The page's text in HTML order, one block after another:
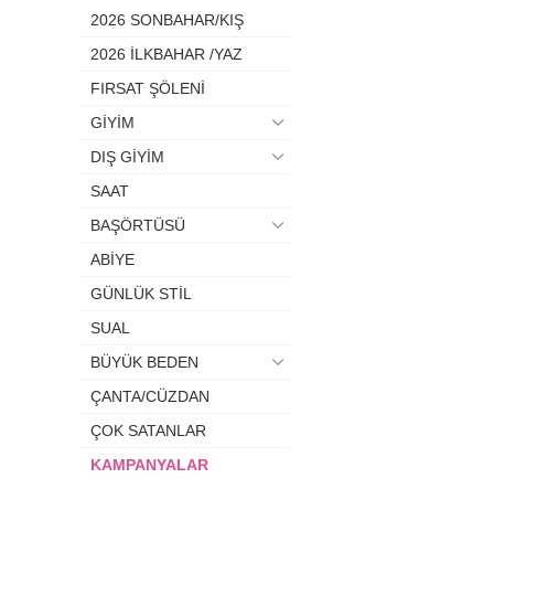
2026 SONBAHAR/KIŞ
2026 İLKBAHAR /YAZ
FIRSAT ŞÖLENİ
GİYİM
DIŞ GİYİM
SAAT
BAŞÖRTÜSÜ
ABİYE
GÜNLÜK STİL
SUAL
BÜYÜK BEDEN
ÇANTA/CÜZDAN
ÇOK SATANLAR
KAMPANYALAR